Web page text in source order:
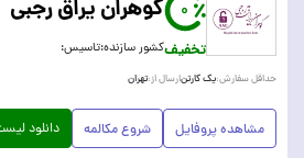
0
تخفیف
گوهران یراق رجبی
کشور سازنده:تاسیس:
حداقل سفارش:یک کارتنارسال از:تهران
مشاهده پروفایل شروع مکالمه دانلود